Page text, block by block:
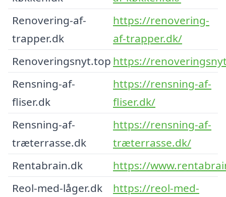
Renovering-af-
trapper.dk
https://renovering-
af-trapper.dk/
Renoveringsnyt.top https://
Rensning-af-
fliser.dk
https://rensning-af-
fliser.dk/
Rensning-af-
træterrasse.dk
https://rensning-af-
træterrasse.dk/
Rentabrain.dk
https://
Reol-med-låger.dk
https://reol-med-